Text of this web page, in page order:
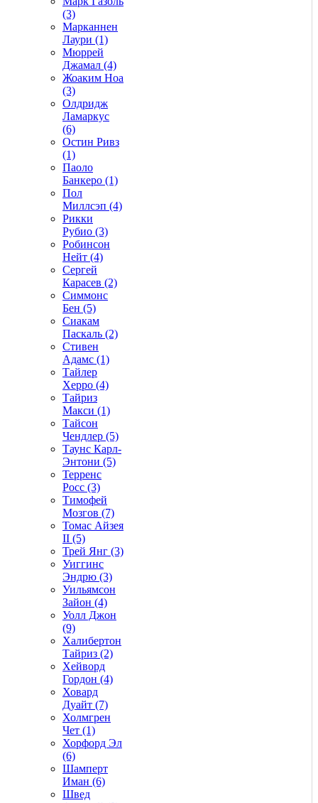
(3)
Марканнен
Лаури (1)
Мюррей
Джамал (4)
Жоаким Ноа
(3)
Олдридж
Ламаркус
(6)
Остин Ривз
(1)
Паоло
Банкеро (1)
Пол
Миллсэп (4)
Рикки
Рубио (3)
Робинсон
Нейт (4)
Сергей
Карасев (2)
Симмонс
Бен (5)
Сиакам
Паскаль (2)
Стивен
Адамс (1)
Тайлер
Херро (4)
Тайриз
Макси (1)
Тайсон
Чендлер (5)
Таунс Карл-
Энтони (5)
Терренс
Росс (3)
Тимофей
Мозгов (7)
Томас Айзея
II (5)
Трей Янг (3)
Уиггинс
Эндрю (3)
Уильямсон
Зайон (4)
Уолл Джон
(9)
Халибертон
Тайриз (2)
Хейворд
Гордон (4)
Ховард
Дуайт (7)
Холмгрен
Чет (1)
Хорфорд Эл
(6)
Шамперт
Иман (6)
Швед